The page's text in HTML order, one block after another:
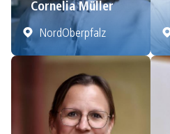
Cornelia Müller
NordOberpfalz